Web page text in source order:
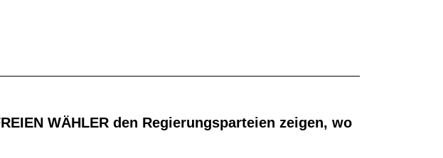
WÄHLER den Regierungsparteien zeigen, wo